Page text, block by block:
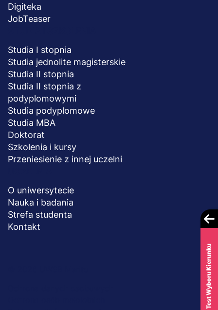
Digiteka
JobTeaser
Studia I stopnia
Studia jednolite magisterskie
Studia II stopnia
Studia II stopnia z
podyplomowymi
Studia podyplomowe
Studia MBA
Doktorat
Szkolenia i kursy
Przeniesienie z innej uczelni
O uniwersytecie
Nauka i badania
Strefa studenta
Kontakt
Test Wyboru Kierunku